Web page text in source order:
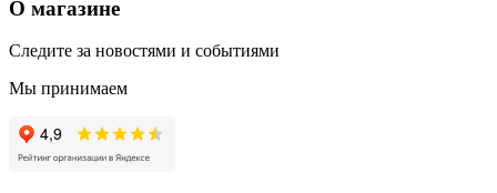
О магазине
Следите за новостями и событиями
Мы принимаем